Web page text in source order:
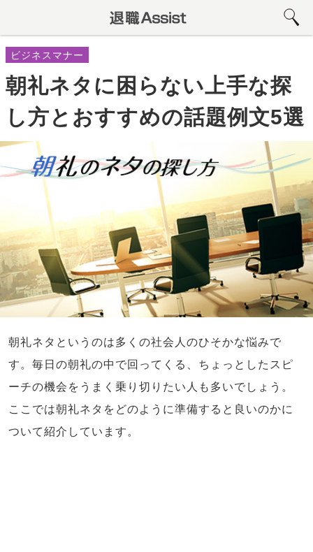
ビジネスマナー
朝礼ネタに困らない上手な探
し方とおすすめの話題例文5選
朝礼ネタというのは多くの社会人のひそかな悩みで
す。毎日の朝礼の中で回ってくる、ちょっとしたスピ
ーチの機会をうまく乗り切りたい人も多いでしょう。
ここでは朝礼ネタをどのように準備すると良いのかに
ついて紹介しています。